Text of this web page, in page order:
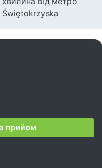
Świętokrzyska
прийом